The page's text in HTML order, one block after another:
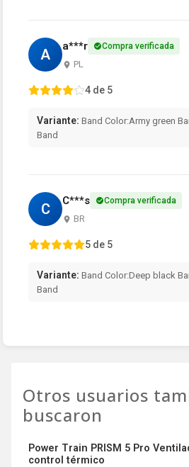
A a***r Compra verificada
PL
4 de 5
Variante: Band Color:Army green
Band
C C***s Compra verificada
BR
5 de 5
Variante: Band Color:Deep black
Band
Otros usuarios
buscaron
Power Train PRISM 5 Pro
control térmico